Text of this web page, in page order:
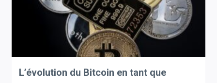
L’évolution du Bitcoin en tant que